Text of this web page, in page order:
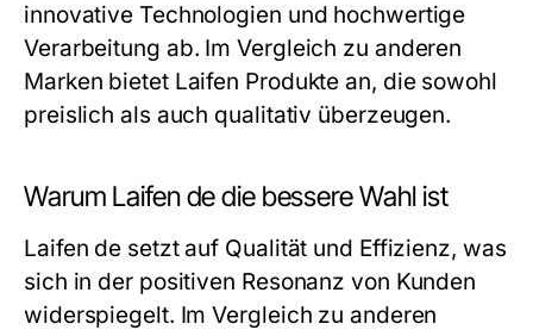
innovative Technologien und hochwertige
Verarbeitung ab. Im Vergleich zu anderen
Marken bietet Laifen Produkte an, die sowohl
preislich als auch qualitativ überzeugen.
Warum Laifen de die bessere Wahl ist
Laifen de setzt auf Qualität und Effizienz, was
sich in der positiven Resonanz von Kunden
widerspiegelt. Im Vergleich zu anderen